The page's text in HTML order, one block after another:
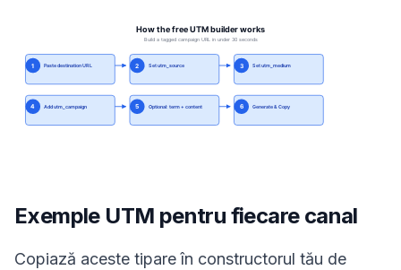
Exemple UTM pentru fiecare canal
Copiază aceste tipare în constructorul tău de